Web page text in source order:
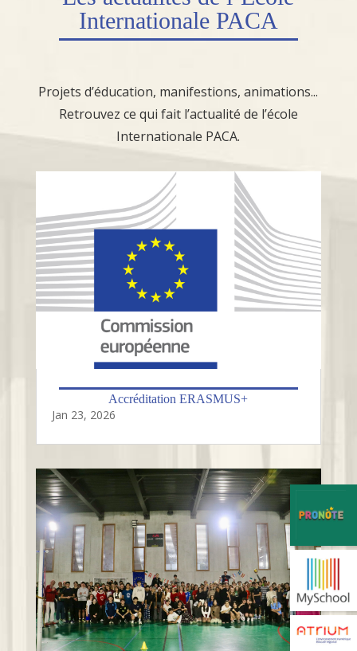
Internationale PACA
Projets d’éducation, manifestions, animations...
Retrouvez ce qui fait l’actualité de l’école
Internationale PACA.
Accréditation ERASMUS+
Jan 23, 2026